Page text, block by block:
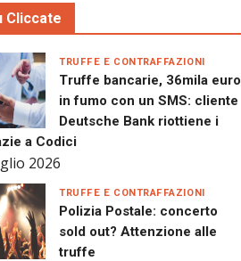
Cliccate
Truffe bancarie, 36mila euro
in fumo con un SMS: cliente
Deutsche Bank riottiene i
a Codici
2026
TRUFFE E CONTRAFFAZIONI
Polizia Postale: concerto
sold out? Attenzione alle
truffe
TRUFFE E CONTRAFFAZIONI